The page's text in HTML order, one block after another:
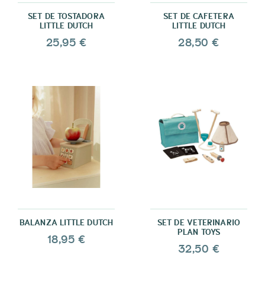
SET DE TOSTADORA
LITTLE DUTCH
25,95 €
SET DE CAFETERA
LITTLE DUTCH
28,50 €
BALANZA LITTLE DUTCH
18,95 €
SET DE VETERINARIO
PLAN TOYS
32,50 €